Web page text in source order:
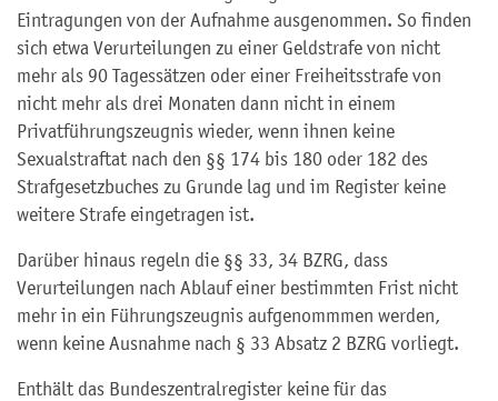
Eintragungen von der Aufnahme ausgenommen. So finden
sich etwa Verurteilungen zu einer Geldstrafe von nicht
mehr als 90 Tagessätzen oder einer Freiheitsstrafe von
nicht mehr als drei Monaten dann nicht in einem
Privatführungszeugnis wieder, wenn ihnen keine
Sexualstraftat nach den §§ 174 bis 180 oder 182 des
Strafgesetzbuches zu Grunde lag und im Register keine
weitere Strafe eingetragen ist.
Darüber hinaus regeln die §§ 33, 34 BZRG, dass
Verurteilungen nach Ablauf einer bestimmten Frist nicht
mehr in ein Führungszeugnis aufgenommmen werden,
wenn keine Ausnahme nach § 33 Absatz 2 BZRG vorliegt.
Enthält das Bundeszentralregister keine für das